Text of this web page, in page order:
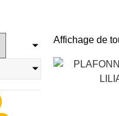
Affichage de